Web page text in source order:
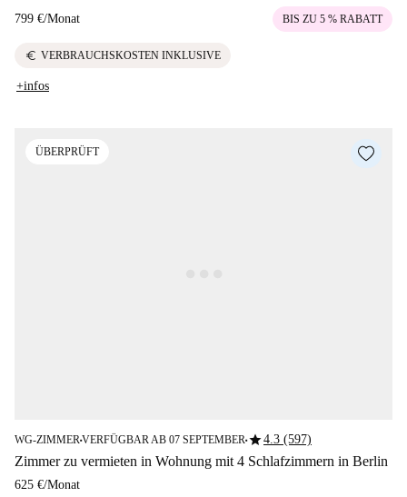
799 €/Monat BIS ZU 5 % RABATT
euro VERBRAUCHSKOSTEN INKLUSIVE
+infos
ÜBERPRÜFT
WG-ZIMMER■VERFÜGBAR AB 07 SEPTEMBER■star4.3 (597)
Zimmer zu vermieten in Wohnung mit 4 Schlafzimmern in Berlin
625 €/Monat